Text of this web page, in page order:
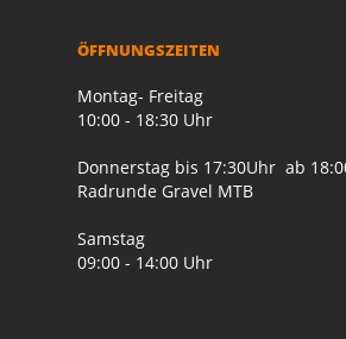
ÖFFNUNGSZEITEN
Montag- Freitag
10:00 - 18:30 Uhr
Donnerstag bis 17:30Uhr ab
Radrunde Gravel MTB
Samstag
09:00 - 14:00 Uhr